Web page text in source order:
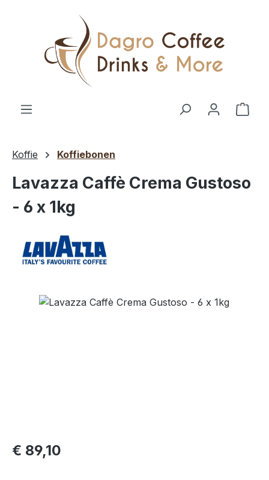
Ga naar de hoofdinhoud
Koffie Koffiebonen
Lavazza Caffè Crema Gustoso
- 6 x 1kg
Afbeeldingengalerij overslaan
€ 89,10